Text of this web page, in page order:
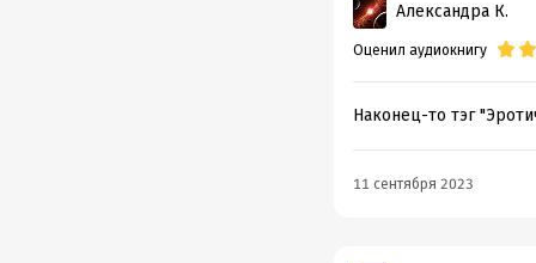
Александра К.
Оценил аудиокнигу
Наконец-то тэг
11 сентября 2023